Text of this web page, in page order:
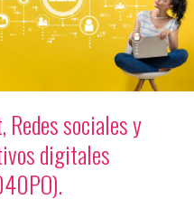
Redes sociales y
digitales